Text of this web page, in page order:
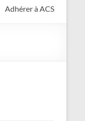
Adhérer à ACS